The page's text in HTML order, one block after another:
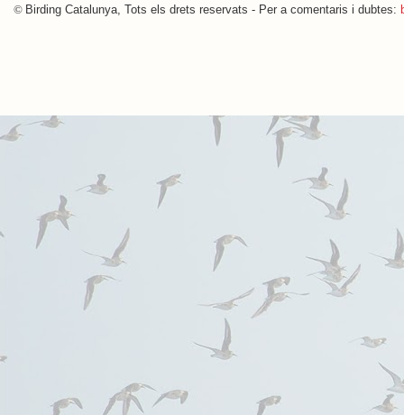
© Birding Catalunya, Tots els drets reservats - Per a comentaris i dubtes: